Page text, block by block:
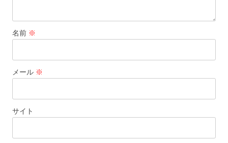
名前 ※
メール ※
サイト